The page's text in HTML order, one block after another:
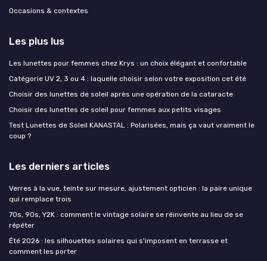
Occasions & contextes
Les plus lus
Les lunettes pour femmes chez Krys : un choix élégant et confortable
Catégorie UV 2, 3 ou 4 : laquelle choisir selon votre exposition cet été
Choisir des lunettes de soleil après une opération de la cataracte
Choisir des lunettes de soleil pour femmes aux petits visages
Test Lunettes de Soleil KANASTAL : Polarisées, mais ça vaut vraiment le
coup ?
Les derniers articles
Verres à la vue, teinte sur mesure, ajustement opticien : la paire unique
qui remplace trois
70s, 90s, Y2K : comment le vintage solaire se réinvente au lieu de se
répéter
Été 2026 : les silhouettes solaires qui s'imposent en terrasse et
comment les porter